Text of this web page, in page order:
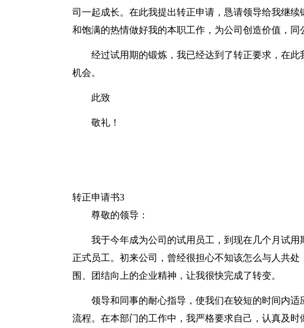
司一起成长。在此我提出转正申请，恳请领导给我继
和饱满的热情做好我的本职工作，为公司创造价值，同
经过试用期的锻炼，我已经达到了转正要求，在
机会。
此致
敬礼！
转正申请书3
尊敬的领导：
我于今年成为公司的试用员工，到现在几个月试
正式员工。初来公司，曾经很担心不知该怎么与人共
围、团结向上的企业精神，让我很快完成了转变。
领导和同事的耐心指导，使我们在较短的时间内
流程。在本部门的工作中，我严格要求自己，认真及